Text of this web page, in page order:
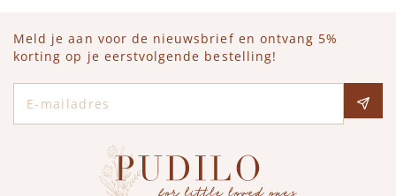
Meld je aan voor de nieuwsbrief en ontvang 5%
korting op je eerstvolgende bestelling!